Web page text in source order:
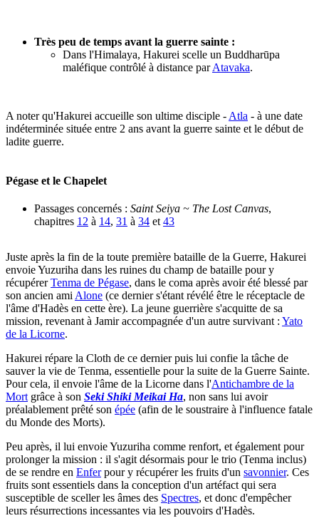
Très peu de temps avant la guerre sainte :
Dans l'Himalaya, Hakurei scelle un Buddharūpa
maléfique contrôlé à distance parAtavaka.
A noter qu'Hakurei accueille son ultime disciple - Atla - à une date
indéterminée située entre 2 ans avant la guerre sainte et le début de
ladite guerre.
Pégase et le Chapelet
Passages concernés : Saint Seiya ~ The Lost Canvas,
chapitres 12 à 14, 31 à 34 et43
Juste après la fin de la toute première bataille de la Guerre, Hakurei
envoie Yuzuriha dans les ruines du champ de bataille pour y
récupérerTenma de Pégase, dans le coma après avoir été blessé par
son ancien amiAlone (ce dernier s'étant révélé être le réceptacle de
l'âme d'Hadès en cette ère). La jeune guerrière s'acquitte de sa
mission, revenant à Jamir accompagnée d'un autre survivant : Yato
de la Licorne.
Hakurei répare la Cloth de ce dernier puis lui confie la tâche de
sauver la vie de Tenma, essentielle pour la suite de la Guerre Sainte.
Pour cela, il envoie l'âme de la Licorne dans l'Antichambre de la
Mortgrâce à son Seki Shiki Meikai Ha, non sans lui avoir
préalablement prêté son épée (afin de le soustraire à l'influence fatale
du Monde des Morts).
Peu après, il lui envoie Yuzuriha comme renfort, et également pour
prolonger la mission : il s'agit désormais pour le trio (Tenma inclus)
de se rendre en Enferpour y récupérer les fruits d'un savonnier. Ces
fruits sont essentiels dans la conception d'un artéfact qui sera
susceptible de sceller les âmes des Spectres, et donc d'empêcher
leurs résurrections incessantes via les pouvoirs d'Hadès.